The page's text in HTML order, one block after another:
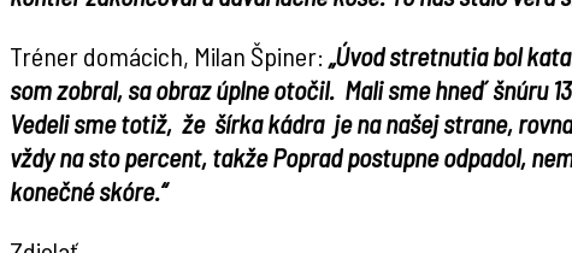
Tréner domácich, Milan Špiner: „Úvod stretnutia bol
som zobral, sa obrazúplne otočil. Mali sme hneď šnúru
Vedeli sme totiž, že šírka kádra je na našej strane,
vždy na sto percent, takže Poprad postupne odpadol,
konečné skóre.“